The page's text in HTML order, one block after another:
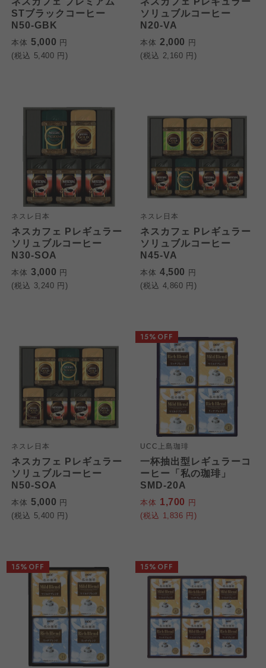
STブラックコーヒー
N50-GBK
本体 5,000 円
(税込 5,400 円)
ソリュブルコーヒー
N20-VA
本体 2,000 円
(税込 2,160 円)
ネスレ日本
ネスカフェ Pレギュラー
ソリュブルコーヒー
N30-SOA
本体 3,000 円
(税込 3,240 円)
ネスレ日本
ネスカフェ Pレギュラー
ソリュブルコーヒー
N45-VA
本体 4,500 円
(税込 4,860 円)
ネスレ日本
ネスカフェ Pレギュラー
ソリュブルコーヒー
N50-SOA
本体 5,000 円
(税込 5,400 円)
UCC上島珈琲
一杯抽出型レギュラーコ
ーヒー「私の珈琲」
SMD-20A
本体 1,700 円
(税込 1,836 円)
15%OFF
15%OFF 15%OFF